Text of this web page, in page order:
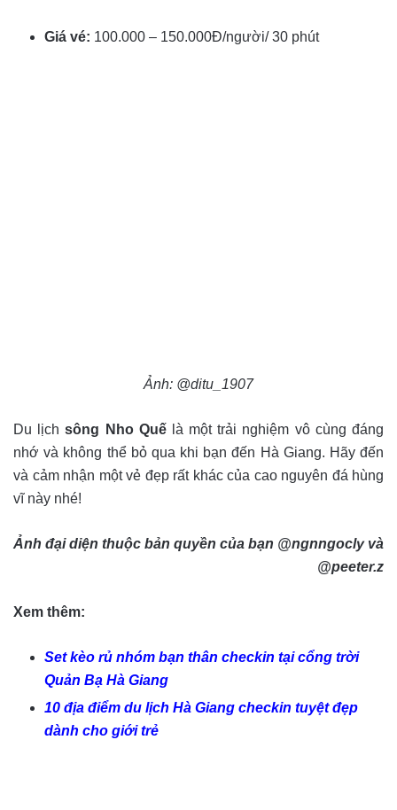
Giá vé: 100.000 – 150.000Đ/người/ 30 phút
Ảnh: @ditu_1907
Du lịchsông Nho Quếlà một trải nghiệm vô cùng đáng
nhớ và không thể bỏ qua khi bạn đến Hà Giang. Hãy đến
và cảm nhận một vẻ đẹp rất khác của cao nguyên đá hùng
vĩ này nhé!
Ảnh đại diện thuộc bản quyền của bạn @ngnngocly và
@peeter.z
Xem thêm:
Set kèo rủ nhóm bạn thân checkin tại cổng trời
Quản Bạ Hà Giang
10 địa điểm du lịch Hà Giang checkin tuyệt đẹp
dành cho giới trẻ